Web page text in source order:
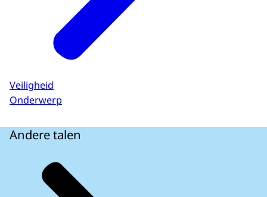
Veiligheid
Onderwerp
Andere talen